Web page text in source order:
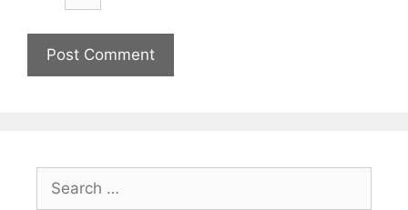
for: